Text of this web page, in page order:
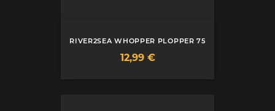
RIVER2SEA WHOPPER PLOPPER 75
Prix
12,99 €